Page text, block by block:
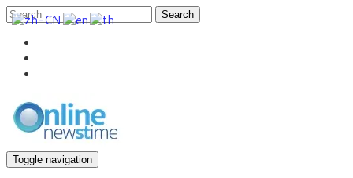
Search
Toggle navigation